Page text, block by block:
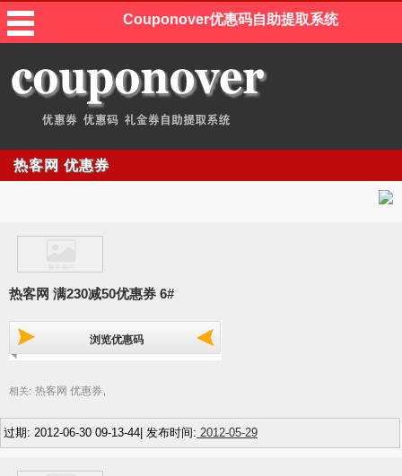
Couponover优惠码自助提取系统
热客网 优惠券
热客网 满230减50优惠券 6#
浏览优惠码
相关: 热客网 优惠券
过期: 2012-06-30 09-13-44| 发布时间: 2012-05-29